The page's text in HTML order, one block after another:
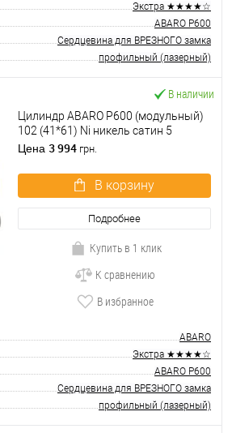
Экстра ★★★★☆
ABARO P600
Сердцевина для ВРЕЗНОГО замка
профильный (лазерный)
В наличии
Цилиндр ABARO P600 (модульный)
102 (41*61) Ni никель сатин 5
ключей
Цена 3 994 грн.
В корзину
Подробнее
Купить в 1 клик
К сравнению
В избранное
ABARO
Экстра ★★★★☆
ABARO P600
Сердцевина для ВРЕЗНОГО замка
профильный (лазерный)